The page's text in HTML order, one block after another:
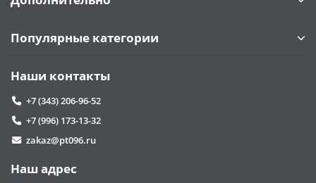
Популярные категории
Наши контакты
+7 (343) 206-96-52
+7 (996) 173-13-32
zakaz@pt096.ru
Наш адрес